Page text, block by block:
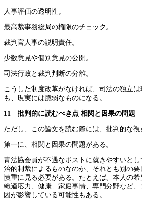
人事評価の透明性。
最高裁事務総局の権限のチェック。
裁判官人事の説明責任。
少数意見や個別意見の公開。
司法行政と裁判判断の分離。
こうした制度改革がなければ、司法の独立
も、現実には脆弱なものになる。
11 批判的に読むべき点 相関と因果の問題
ただし、この論文を読む際には、批判的な視
第一に、相関と因果の問題がある。
青法協会員が不遇なポストに就きやすいと
治的制裁によるものなのか、それとも別の
慎重に見る必要がある。たとえば、本人の希
織適応力、健康、家庭事情、専門分野など
因が影響している可能性もある。